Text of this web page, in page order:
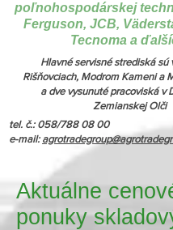
poľnohospodárskej
Ferguson, JCB,
Tecnoma a
Hlavné servisné strediská sú
Rišňovciach, Modrom Kameni a
a dve vysunuté pracoviská v
Zemianskej Olči
tel. č.: 058/788 08 00
e-mail:
Aktuálne
ponuky